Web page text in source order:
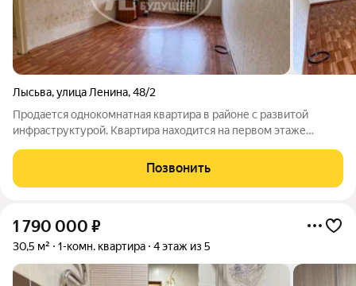
Лысьва,улица Ленина,48/2
Продается однокомнатная квартира в районе с развитой
инфраструктурой. Квартира находится на первом этаже
расположены высоко (на этаж подьем по лестнице).
Отличный, спокойный и одновременно
Позвонить
1 790 000 ₽
30,5 м² 1-комн. квартира 4 этаж из 5